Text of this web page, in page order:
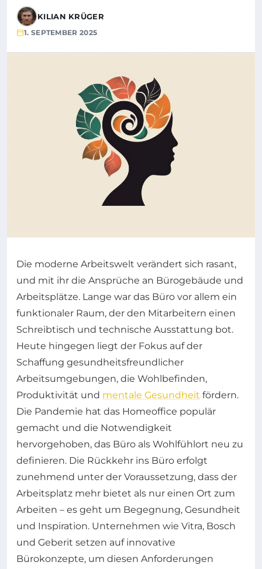
KILIAN KRÜGER
1. SEPTEMBER 2025
Die moderne Arbeitswelt verändert sich rasant,
und mit ihr die Ansprüche an Bürogebäude und
Arbeitsplätze. Lange war das Büro vor allem ein
funktionaler Raum, der den Mitarbeitern einen
Schreibtisch und technische Ausstattung bot.
Heute hingegen liegt der Fokus auf der
Schaffung gesundheitsfreundlicher
Arbeitsumgebungen, die Wohlbefinden,
Produktivität und mentale Gesundheit fördern.
Die Pandemie hat das Homeoffice populär
gemacht und die Notwendigkeit
hervorgehoben, das Büro als Wohlfühlort neu zu
definieren. Die Rückkehr ins Büro erfolgt
zunehmend unter der Voraussetzung, dass der
Arbeitsplatz mehr bietet als nur einen Ort zum
Arbeiten – es geht um Begegnung, Gesundheit
und Inspiration. Unternehmen wie Vitra, Bosch
und Geberit setzen auf innovative
Bürokonzepte, um diesen Anforderungen